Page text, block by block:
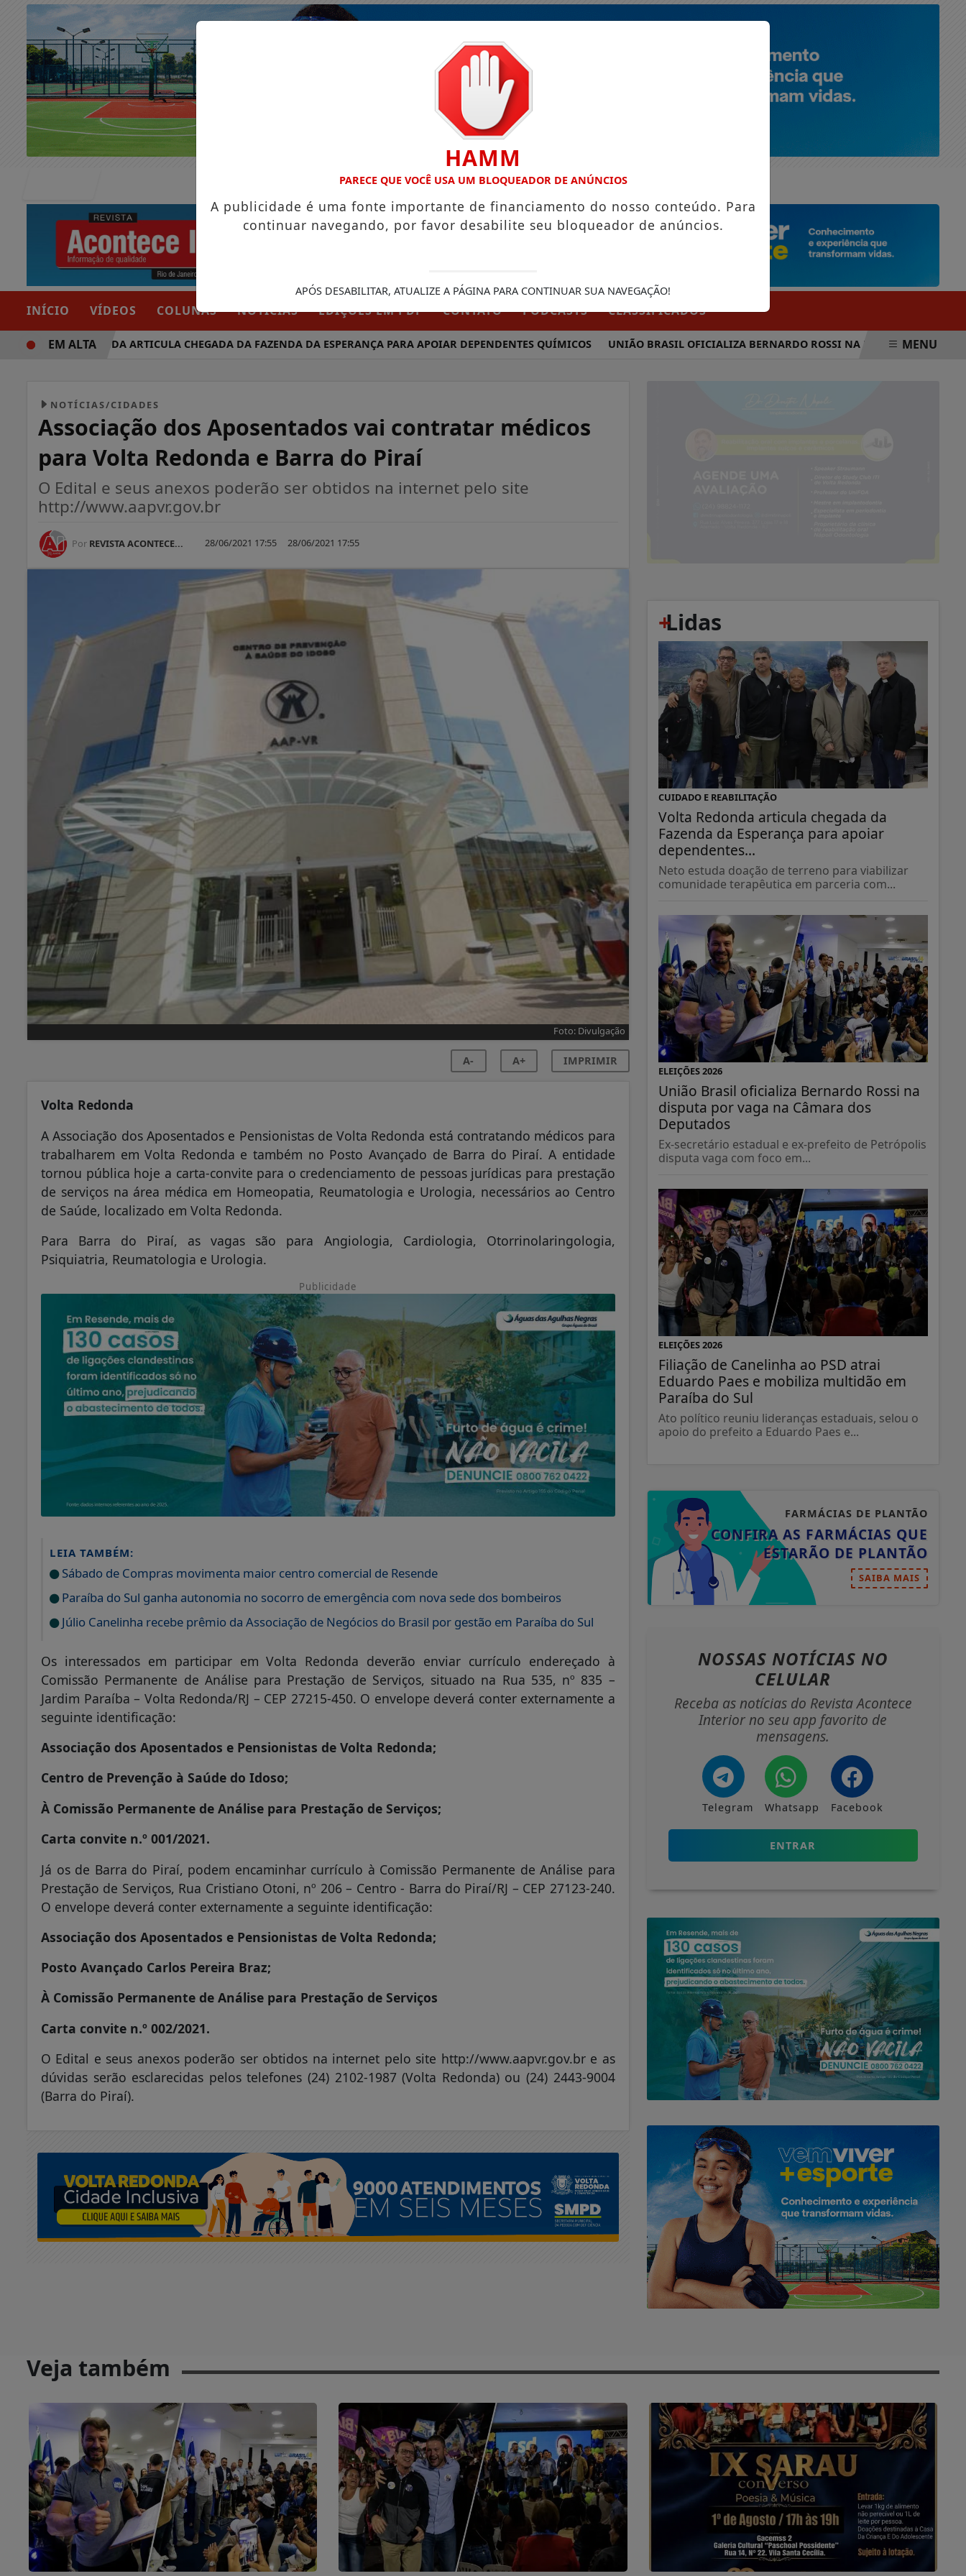
INÍCIO VÍDEOS COLUNAS NOTÍCIAS EDIÇÕES EM PDF CONTATO PODCASTS CLASSIFICADOS
VOLTA REDONDA ARTICULA CHEGADA DA FAZENDA DA ESPERANÇA PARA APOIAR DEPENDENTES QUÍMICOS UNIÃO BRASIL OFICIALIZA BERNARDO ROSSI NA DISPUTA POR VAGA NA
EM ALTA MENU
NOTÍCIAS/CIDADES
Associação dos Aposentados vai contratar médicos
para Volta Redonda e Barra do Piraí
O Edital e seus anexos poderão ser obtidos na internet pelo site
http://www.aapvr.gov.br
Por REVISTA ACONTECE... 28/06/2021 17:55 28/06/2021 17:55
Foto: Divulgação
A- A+ IMPRIMIR
Volta Redonda
A Associação dos Aposentados e Pensionistas de Volta Redonda está contratando médicos para
trabalharem em Volta Redonda e também no Posto Avançado de Barra do Piraí. A entidade
tornou pública hoje a carta-convite para o credenciamento de pessoas jurídicas para prestação
de serviços na área médica em Homeopatia, Reumatologia e Urologia, necessários ao Centro
de Saúde, localizado em Volta Redonda.
Para Barra do Piraí, as vagas são para Angiologia, Cardiologia, Otorrinolaringologia,
Psiquiatria, Reumatologia e Urologia.
Publicidade
LEIA TAMBÉM:
Sábado de Compras movimenta maior centro comercial de Resende
Paraíba do Sul ganha autonomia no socorro de emergência com nova sede dos bombeiros
Júlio Canelinha recebe prêmio da Associação de Negócios do Brasil por gestão em Paraíba do Sul
Os interessados em participar em Volta Redonda deverão enviar currículo endereçado à
Comissão Permanente de Análise para Prestação de Serviços, situado na Rua 535, nº 835 –
Jardim Paraíba – Volta Redonda/RJ – CEP 27215-450. O envelope deverá conter externamente a
seguinte identificação:
Associação dos Aposentados e Pensionistas de Volta Redonda;
Centro de Prevenção à Saúde do Idoso;
À Comissão Permanente de Análise para Prestação de Serviços;
Carta convite n.º 001/2021.
Já os de Barra do Piraí, podem encaminhar currículo à Comissão Permanente de Análise para
Prestação de Serviços, Rua Cristiano Otoni, nº 206 – Centro - Barra do Piraí/RJ – CEP 27123-240.
O envelope deverá conter externamente a seguinte identificação:
Associação dos Aposentados e Pensionistas de Volta Redonda;
Posto Avançado Carlos Pereira Braz;
À Comissão Permanente de Análise para Prestação de Serviços
Carta convite n.º 002/2021.
O Edital e seus anexos poderão ser obtidos na internet pelo site http://www.aapvr.gov.br e as
dúvidas serão esclarecidas pelos telefones (24) 2102-1987 (Volta Redonda) ou (24) 2443-9004
(Barra do Piraí).
+
Lidas
CUIDADO E REABILITAÇÃO
Volta Redonda articula chegada da
Fazenda da Esperança para apoiar
dependentes...
Neto estuda doação de terreno para viabilizar
comunidade terapêutica em parceria com...
ELEIÇÕES 2026
União Brasil oficializa Bernardo Rossi na
disputa por vaga na Câmara dos
Deputados
Ex-secretário estadual e ex-prefeito de Petrópolis
disputa vaga com foco em...
ELEIÇÕES 2026
Filiação de Canelinha ao PSD atrai
Eduardo Paes e mobiliza multidão em
Paraíba do Sul
Ato político reuniu lideranças estaduais, selou o
apoio do prefeito a Eduardo Paes e...
FARMÁCIAS DE PLANTÃO
CONFIRA AS FARMÁCIAS QUE
ESTARÃO DE PLANTÃO
SAIBA MAIS
NOSSAS NOTÍCIAS NO
CELULAR
Receba as notícias do Revista Acontece
Interior no seu app favorito de
mensagens.
Telegram Whatsapp Facebook
ENTRAR
Veja também
HAMM
PARECE QUE VOCÊ USA UM BLOQUEADOR DE ANÚNCIOS
A publicidade é uma fonte importante de financiamento do nosso conteúdo. Para
continuar navegando, por favor desabilite seu bloqueador de anúncios.
APÓS DESABILITAR, ATUALIZE A PÁGINA PARA CONTINUAR SUA NAVEGAÇÃO!